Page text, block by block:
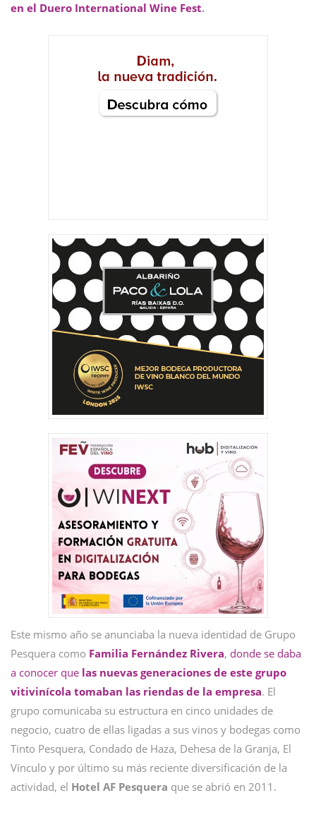
en el Duero International Wine Fest.
Este mismo año se anunciaba la nueva identidad de Grupo
Pesquera como Familia Fernández Rivera, donde se daba
a conocer que las nuevas generaciones de este grupo
vitivinícola tomaban las riendas de la empresa. El
grupo comunicaba su estructura en cinco unidades de
negocio, cuatro de ellas ligadas a sus vinos y bodegas como
Tinto Pesquera, Condado de Haza, Dehesa de la Granja, El
Vínculo y por último su más reciente diversificación de la
actividad, el Hotel AF Pesquera que se abrió en 2011.